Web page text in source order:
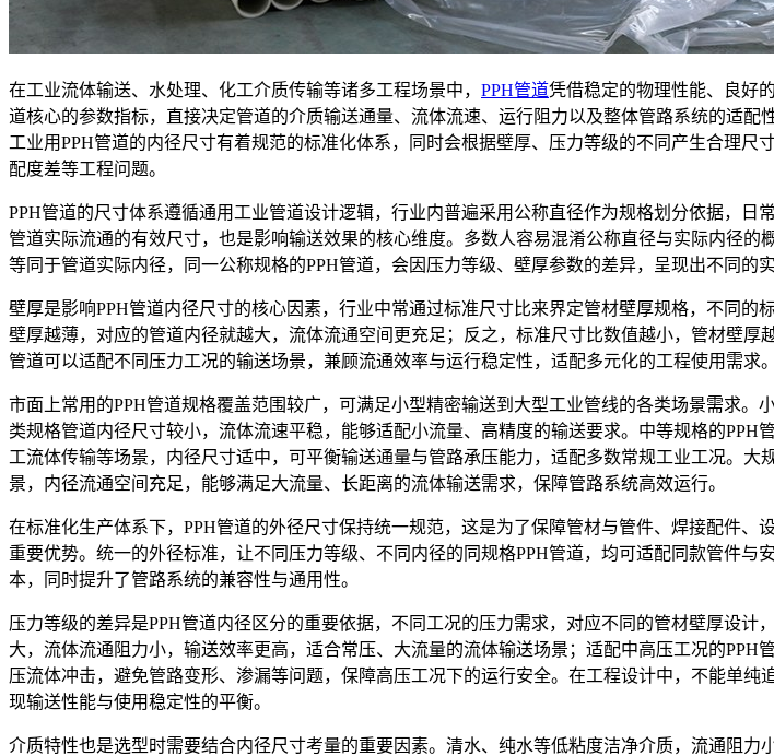
在工业流体输送、水处理、化工介质传输等诸多工程场景中， PPH管道凭借稳定的物理性能、良好
道核心的参数指标，直接决定管道的介质输送通量、流体流速、运行阻力以及整体管路系统的适
工业用PPH管道的内径尺寸有着规范的标准化体系，同时会根据壁厚、压力等级的不同产生合理
配度差等工程问题。
PPH管道的尺寸体系遵循通用工业管道设计逻辑，行业内普遍采用公称直径作为规格划分依据，
管道实际流通的有效尺寸，也是影响输送效果的核心维度。多数人容易混淆公称直径与实际内径
等同于管道实际内径，同一公称规格的PPH管道，会因压力等级、壁厚参数的差异，呈现出不同的
壁厚是影响PPH管道内径尺寸的核心因素，行业中常通过标准尺寸比来界定管材壁厚规格，不同
壁厚越薄，对应的管道内径就越大，流体流通空间更充足；反之，标准尺寸比数值越小，管材壁
管道可以适配不同压力工况的输送场景，兼顾流通效率与运行稳定性，适配多元化的工程使用需求。
市面上常用的PPH管道规格覆盖范围较广，可满足小型精密输送到大型工业管线的各类场景需求
类规格管道内径尺寸较小，流体流速平稳，能够适配小流量、高精度的输送要求。中等规格的
工流体传输等场景，内径尺寸适中，可平衡输送通量与管路承压能力，适配多数常规工业工况。
景，内径流通空间充足，能够满足大流量、长距离的流体输送需求，保障管路系统高效运行。
在标准化生产体系下，PPH管道的外径尺寸保持统一规范，这是为了保障管材与管件、焊接配件
重要优势。统一的外径标准，让不同压力等级、不同内径的同规格PPH管道，均可适配同款管件
本，同时提升了管路系统的兼容性与通用性。
压力等级的差异是PPH管道内径区分的重要依据，不同工况的压力需求，对应不同的管材壁厚设
大，流体流通阻力小，输送效率更高，适合常压、大流量的流体输送场景；适配中高压工况的
压流体冲击，避免管路变形、渗漏等问题，保障高压工况下的运行安全。在工程设计中，不能单
现输送性能与使用稳定性的平衡。
介质特性也是选型时需要结合内径尺寸考量的重要因素。清水、纯水等低粘度洁净介质，流通阻